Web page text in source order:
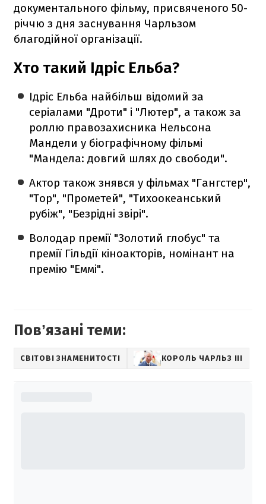
документального фільму, присвяченого 50-
річчю з дня заснування Чарльзом
благодійної організації.
Хто такий Ідріс Ельба?
Ідріс Ельба найбільш відомий за
серіалами "Дроти" і "Лютер", а також за
роллю правозахисника Нельсона
Мандели у біографічному фільмі
"Мандела: довгий шлях до свободи".
Актор також знявся у фільмах "Гангстер",
"Тор", "Прометей", "Тихоокеанський
рубіж", "Безрідні звірі".
Володар премії "Золотий глобус" та
премії Гільдії кіноакторів, номінант на
премію "Еммі".
Повʼязані теми:
СВІТОВІ ЗНАМЕНИТОСТІ КОРОЛЬ ЧАРЛЬЗ III